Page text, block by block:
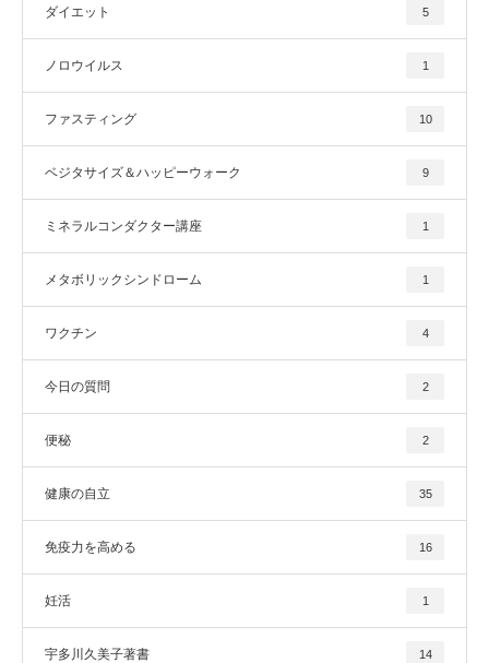
ダイエット 5
ノロウイルス 1
ファスティング 10
ベジタサイズ＆ハッピーウォーク 9
ミネラルコンダクター講座 1
メタボリックシンドローム 1
ワクチン 4
今日の質問 2
便秘 2
健康の自立 35
免疫力を高める 16
妊活 1
宇多川久美子著書 14